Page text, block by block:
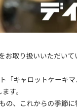
お取り扱いいただい
「キャロットケーキマ
す。
の、これからの季節